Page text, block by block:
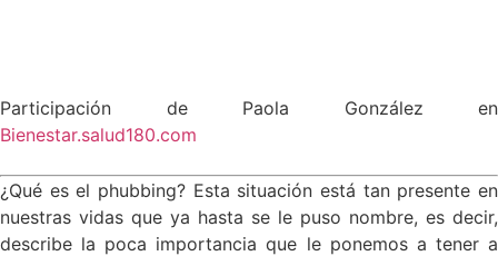
Participación de Paola González en
Bienestar.salud180.com
¿Qué es el phubbing? Esta situación está tan presente en
nuestras vidas que ya hasta se le puso nombre, es decir,
describe la poca importancia que le ponemos a tener a